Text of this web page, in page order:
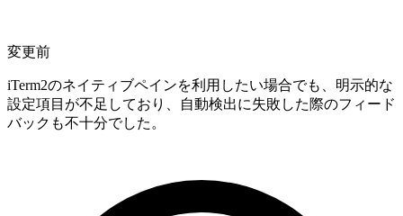
変更前
iTerm2のネイティブペインを利用したい場合でも、明示的な
設定項目が不足しており、自動検出に失敗した際のフィード
バックも不十分でした。